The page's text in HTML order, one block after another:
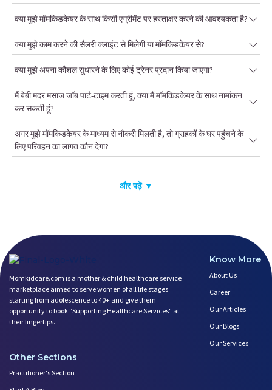
क्या मुझे मॉमकिडकेयर के साथ किसी एग्रीमेंट पर हस्ताक्षर करने की आवश्यकता है?
क्या मुझे काम करने की सैलरी क्लाइंट से मिलेगी या मॉमकिडकेयर से?
क्या मुझे अपना कौशल सुधारने के लिए कोई ट्रेनर प्रदान किया जाएगा?
मैं बेबी मदर मसाज जॉब पार्ट-टाइम करती हूं, क्या मैं मॉमकिडकेयर के साथ नामांकन
कर सकती हूं?
अगर मुझे मॉमकिडकेयर के माध्यम से नौकरी मिलती है, तो ग्राहकों के घर पहुंचने के
लिए परिवहन का लागत कौन देगा?
और पढ़ें ▼
Momkidcare.com is a mother & child healthcare service
marketplace aimed to serve women of all life stages
starting from adolescence to 40+ and give them
opportunity to book ”Supporting Healthcare Services" at
their fingertips.
Know More
About Us
Career
Our Articles
Our Blogs
Our Services
Other Sections
Practitioner's Section